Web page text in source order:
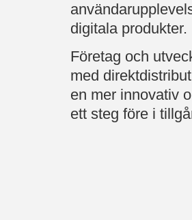
digitala produkter.
Företag och
med
en mer innovativ
ett steg före i